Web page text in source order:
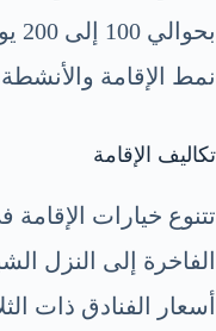
نمط الإقامة
تكاليف الإقامة
تتنوع خيارات
الفاخرة إلى النزل